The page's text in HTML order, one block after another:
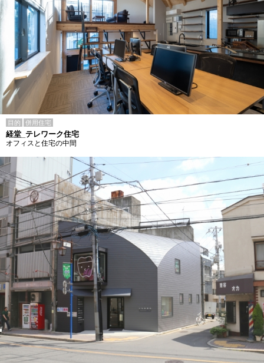
目的 併用住宅
経堂_テレワーク住宅
オフィスと住宅の中間